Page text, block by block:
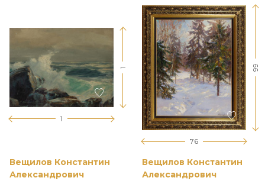
1
1
Вещилов Константин
Александрович
76
99
Вещилов Константин
Александрович